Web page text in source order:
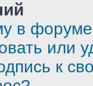
в
или
к